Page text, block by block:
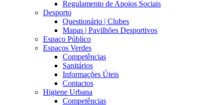
Regulamento de Apoios Sociais
Desporto
Questionário | Clubes
Mapas | Pavilhões Desportivos
Espaço Público
Espaços Verdes
Competências
Sanitários
Informações Úteis
Contactos
Higiene Urbana
Competências